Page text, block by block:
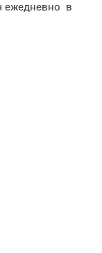
ежедневно в